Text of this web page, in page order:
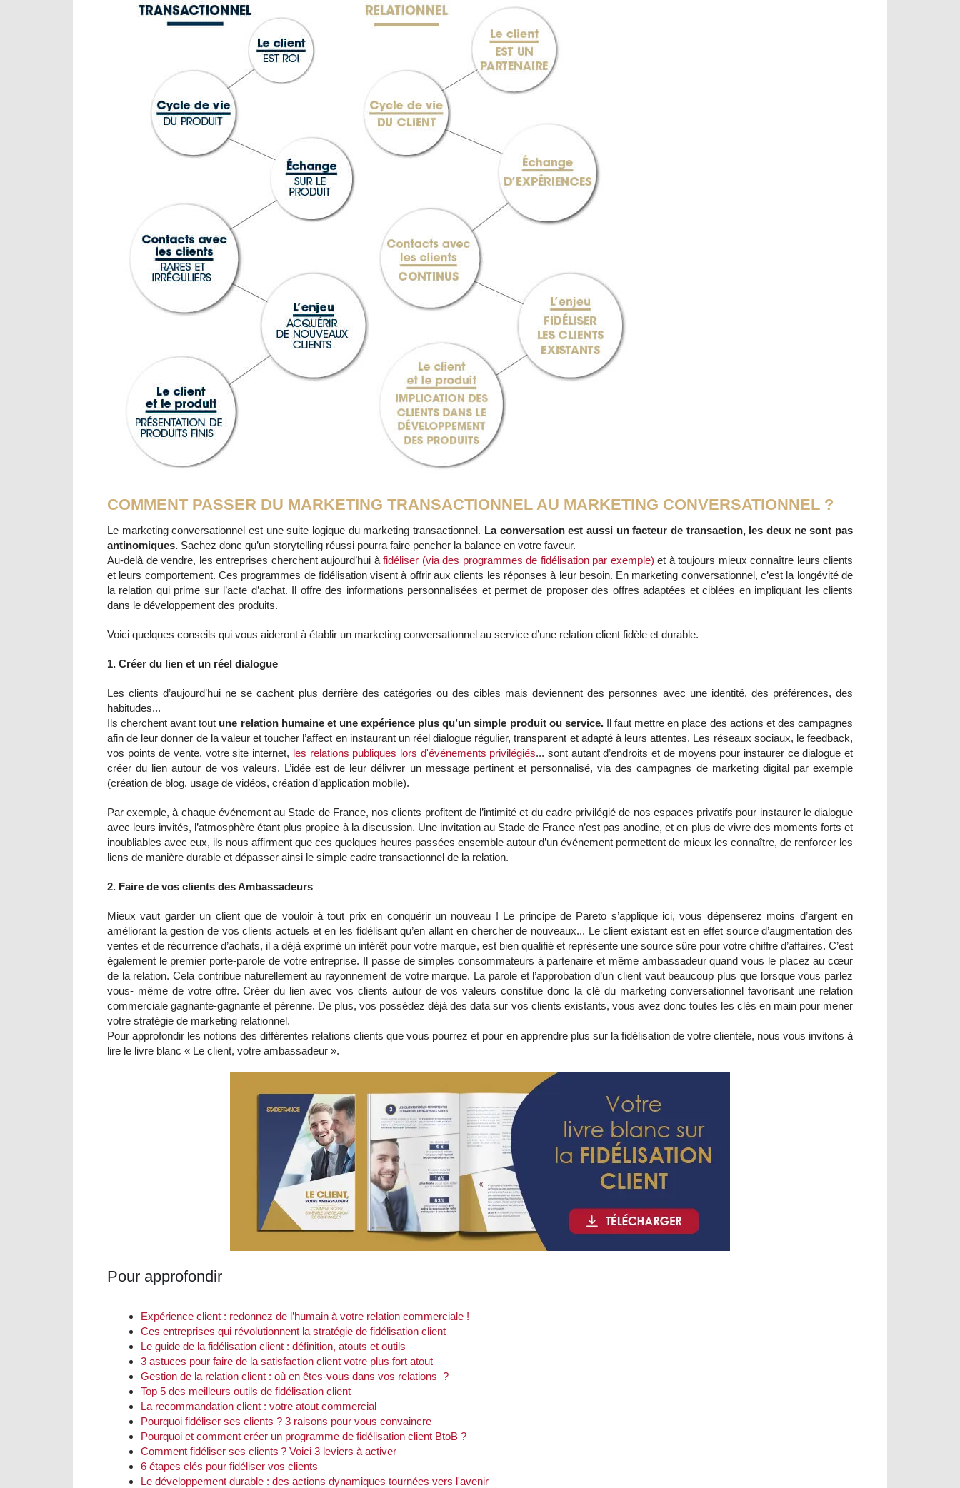
COMMENT PASSER DU MARKETING TRANSACTIONNEL AU MARKETING CONVERSATIONNEL ?
Le marketing conversationnel est une suite logique du marketing transactionnel. La conversation est aussi un facteur de transaction, les deux ne sont pas
antinomiques. Sachez donc qu’un storytelling réussi pourra faire pencher la balance en votre faveur.
Au-delà de vendre, les entreprises cherchent aujourd’hui à fidéliser (via des programmes de fidélisation par exemple) et à toujours mieux connaître leurs clients
et leurs comportement. Ces programmes de fidélisation visent à offrir aux clients les réponses à leur besoin. En marketing conversationnel, c’est la longévité de
la relation qui prime sur l’acte d’achat. Il offre des informations personnalisées et permet de proposer des offres adaptées et ciblées en impliquant les clients
dans le développement des produits.
Voici quelques conseils qui vous aideront à établir un marketing conversationnel au service d’une relation client fidèle et durable.
1. Créer du lien et un réel dialogue
Les clients d’aujourd’hui ne se cachent plus derrière des catégories ou des cibles mais deviennent des personnes avec une identité, des préférences, des
habitudes...
Ils cherchent avant tout une relation humaine et une expérience plus qu’un simple produit ou service.Il faut mettre en place des actions et des campagnes
afin de leur donner de la valeur et toucher l’affect en instaurant un réel dialogue régulier, transparent et adapté à leurs attentes. Les réseaux sociaux, le feedback,
vos points de vente, votre site internet, les relations publiques lors d'événements privilégiés... sont autant d’endroits et de moyens pour instaurer ce dialogue et
créer du lien autour de vos valeurs. L’idée est de leur délivrer un message pertinent et personnalisé, via des campagnes de marketing digital par exemple
(création de blog, usage de vidéos, création d’application mobile).
Par exemple, à chaque événement au Stade de France, nos clients profitent de l’intimité et du cadre privilégié de nos espaces privatifs pour instaurer le dialogue
avec leurs invités, l’atmosphère étant plus propice à la discussion. Une invitation au Stade de France n’est pas anodine, et en plus de vivre des moments forts et
inoubliables avec eux, ils nous affirment que ces quelques heures passées ensemble autour d’un événement permettent de mieux les connaître, de renforcer les
liens de manière durable et dépasser ainsi le simple cadre transactionnel de la relation.
2. Faire de vos clients des Ambassadeurs
Mieux vaut garder un client que de vouloir à tout prix en conquérir un nouveau ! Le principe de Pareto s’applique ici, vous dépenserez moins d’argent en
améliorant la gestion de vos clients actuels et en les fidélisant qu’en allant en chercher de nouveaux... Le client existant est en effet source d’augmentation des
ventes et de récurrence d’achats, il a déjà exprimé un intérêt pour votre marque, est bien qualifié et représente une source sûre pour votre chiffre d’affaires. C’est
également le premier porte-parole de votre entreprise. Il passe de simples consommateurs à partenaire et même ambassadeur quand vous le placez au cœur
de la relation. Cela contribue naturellement au rayonnement de votre marque. La parole et l’approbation d’un client vaut beaucoup plus que lorsque vous parlez
vous- même de votre offre. Créer du lien avec vos clients autour de vos valeurs constitue donc la clé du marketing conversationnel favorisant une relation
commerciale gagnante-gagnante et pérenne. De plus, vos possédez déjà des data sur vos clients existants, vous avez donc toutes les clés en main pour mener
votre stratégie de marketing relationnel.
Pour approfondir les notions des différentes relations clients que vous pourrez et pour en apprendre plus sur la fidélisation de votre clientèle, nous vous invitons à
lire le livre blanc « Le client, votre ambassadeur ».
Pour approfondir
Expérience client : redonnez de l’humain à votre relation commerciale !
Ces entreprises qui révolutionnent la stratégie de fidélisation client
Le guide de la fidélisation client : définition, atouts et outils
3 astuces pour faire de la satisfaction client votre plus fort atout
Gestion de la relation client : où en êtes-vous dans vos relations ?
Top 5 des meilleurs outils de fidélisation client
La recommandation client : votre atout commercial
Pourquoi fidéliser ses clients ? 3 raisons pour vous convaincre
Pourquoi et comment créer un programme de fidélisation client BtoB ?
Comment fidéliser ses clients ? Voici 3 leviers à activer
6 étapes clés pour fidéliser vos clients
Le développement durable : des actions dynamiques tournées vers l'avenir